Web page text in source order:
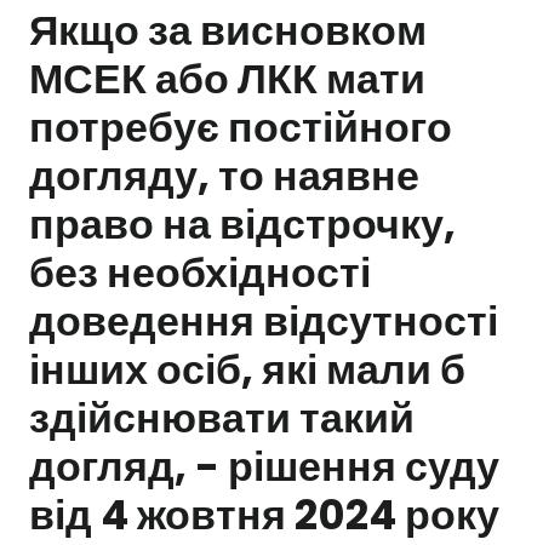
Про мобілізацію
Новини
Залишити заявку
Якщо за висновком
МСЕК або ЛКК мати
потребує постійного
догляду, то наявне
право на відстрочку,
без необхідності
доведення відсутності
інших осіб, які мали б
здійснювати такий
догляд, - рішення суду
від 4 жовтня 2024 року